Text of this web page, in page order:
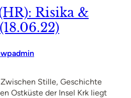
Risika &
Zwischen Stille, Geschichte
Ostküste der Insel Krk liegt